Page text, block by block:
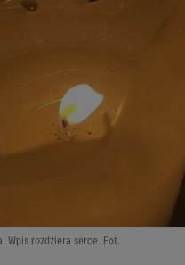
Wpis rozdziera serce. Fot.